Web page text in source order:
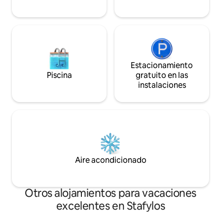
Piscina
Estacionamiento
gratuito en las
instalaciones
Aire acondicionado
Otros alojamientos para vacaciones
excelentes en Stafylos